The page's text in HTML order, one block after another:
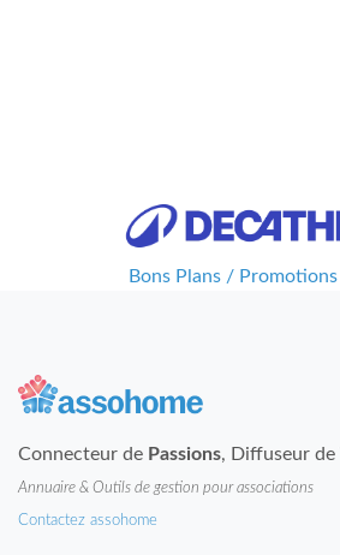
Bons Plans /
Connecteur de Passions, Diffuseur de
Annuaire & Outils de gestion pour associations
Contactez assohome